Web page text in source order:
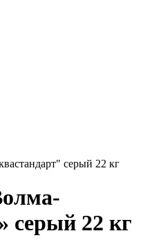
серый 22 кг